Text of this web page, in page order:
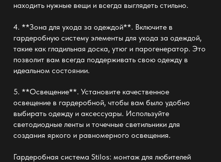
находить нужные вещи и всегда выглядеть стильно.
4. **Зона для ухода за одеждой**. Включите в
гардеробную систему элементы для ухода за одеждой,
такие как гладильная доска, утюг и парогенератор. Это
позволит вам всегда поддерживать свою одежду в
идеальном состоянии.
5. **Освещение**. Установите качественное
освещение в гардеробной, чтобы вам было удобно
выбирать одежду и аксессуары. Используйте
светодиодные ленты и точечные светильники для
создания яркого и равномерного освещения.
Гардеробная система Stilos: монтаждля любителей